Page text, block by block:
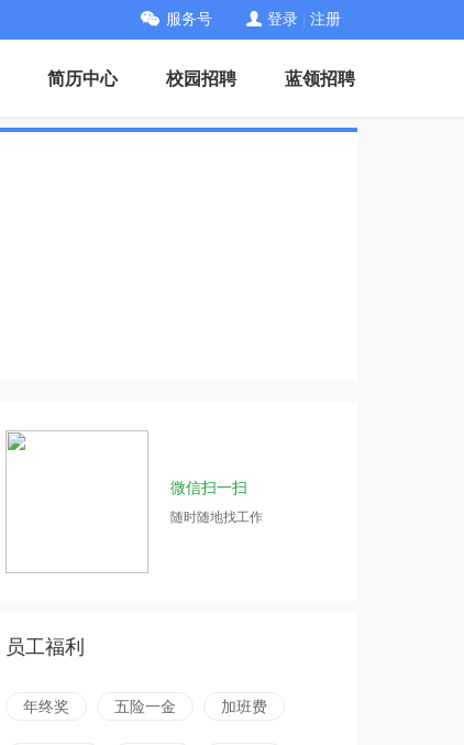
服务号 登录 注册
简历中心 校园招聘 蓝领招聘
微信扫一扫
随时随地找工作
员工福利
年终奖 五险一金 加班费